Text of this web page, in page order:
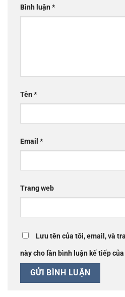
Bình luận*
Tên*
Email *
Trang web
Lưu tên của tôi, email, và
này cho lần bình luận kế tiếp